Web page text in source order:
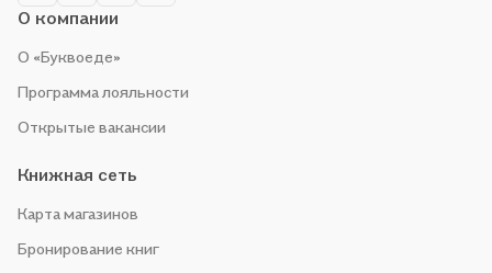
О компании
О «Буквоеде»
Программа лояльности
Открытые вакансии
Книжная сеть
Карта магазинов
Бронирование книг